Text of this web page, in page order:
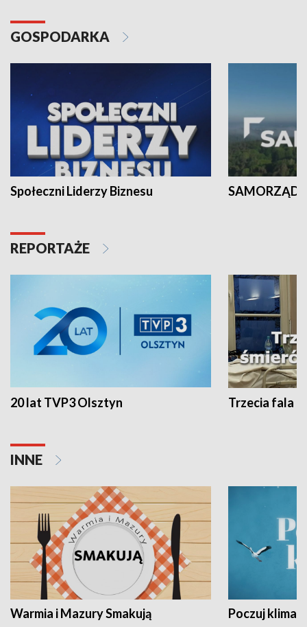
GOSPODARKA
Społeczni Liderzy Biznesu SAMORZĄD
REPORTAŻE
20 lat TVP3 Olsztyn Trzecia fala -
INNE
Warmia i Mazury Smakują Poczuj klimat